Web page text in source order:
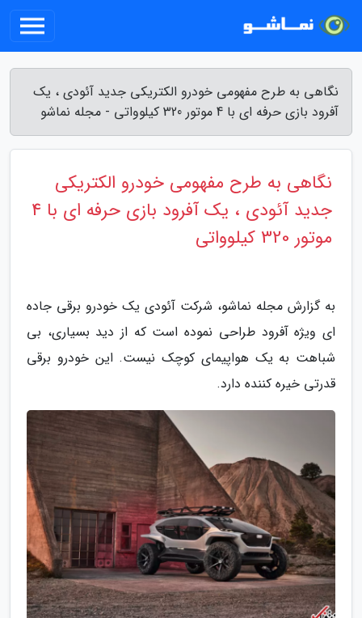
نگاهی به طرح مفهومی خودرو الکتریکی جدید آئودی ، یک
آفرود بازی حرفه ای با 4 موتور 320 کیلوواتی - مجله نماشو
نگاهی به طرح مفهومی خودرو الکتریکی
جدید آئودی ، یک آفرود بازی حرفه ای با 4
موتور 320 کیلوواتی
به گزارش مجله نماشو، شرکت آئودی یک خودرو برقی جاده
ای ویژه آفرود طراحی نموده است که از دید بسیاری، بی
شباهت به یک هواپیمای کوچک نیست. این خودرو برقی
قدرتی خیره کننده دارد.